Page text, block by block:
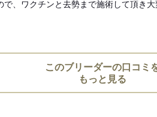
、ワクチンと去勢まで施術して頂き大
このブリーダーの口コミ
もっと見る